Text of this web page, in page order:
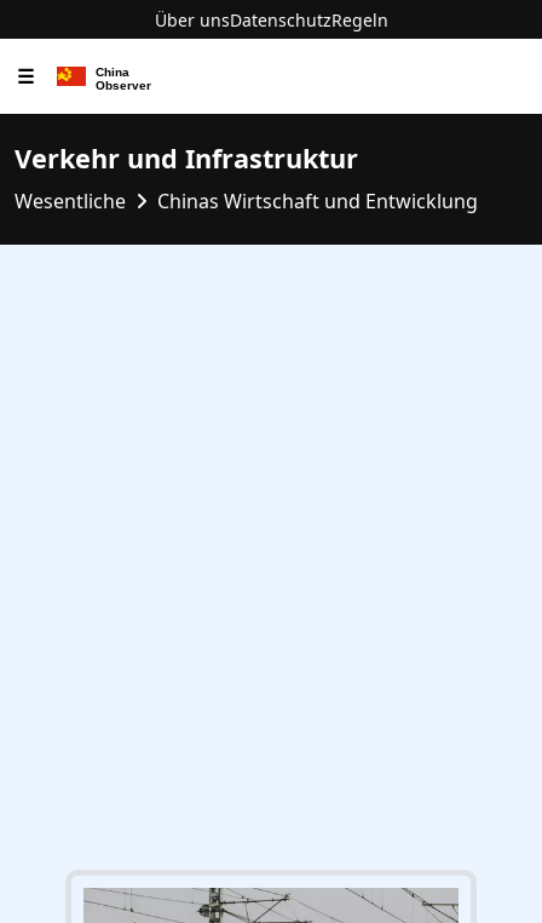
Über unsDatenschutzRegeln
☰
Verkehr und Infrastruktur
Wesentliche Chinas Wirtschaft und Entwicklung